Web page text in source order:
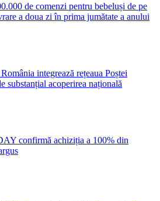
de comenzi pentru bebeluși de pe
a doua zi în prima jumătate a anului
integrează rețeaua Poștei
substanțial acoperirea națională
confirmă achiziția a 100% din